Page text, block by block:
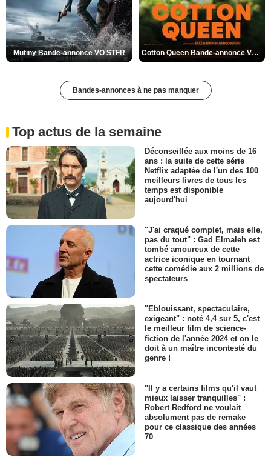
Mutiny Bande-annonce VO STFR Cotton Queen Bande-annonce VO STFR
Bandes-annonces à ne pas manquer
Top actus de la semaine
Déconseillée aux moins de 16
ans : la suite de cette série
Netflix adaptée de l'un des 100
meilleurs livres de tous les
temps est disponible
aujourd'hui
"J'ai craqué complet, mais elle,
pas du tout" : Gad Elmaleh est
tombé amoureux de cette
actrice iconique en tournant
cette comédie aux 2 millions de
spectateurs
"Eblouissant, spectaculaire,
exigeant" : noté 4,4 sur 5, c'est
le meilleur film de science-
fiction de l'année 2024 et on le
doit à un maître incontesté du
genre !
"Il y a certains films qu'il vaut
mieux laisser tranquilles" :
Robert Redford ne voulait
absolument pas de remake
pour ce classique des années
70